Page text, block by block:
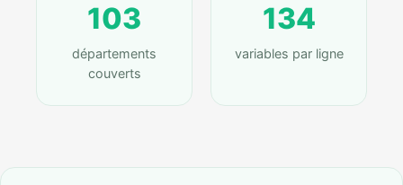
103
départements
couverts
134
variables par ligne